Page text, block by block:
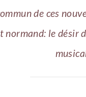
de ces
normand: le désir